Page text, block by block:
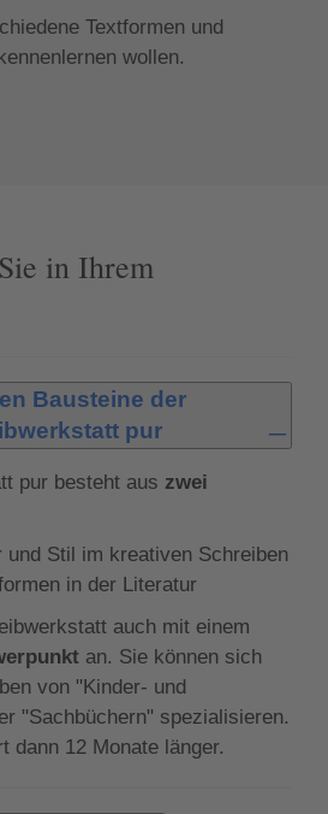
Textformen und
wollen.
in Ihrem
Bausteine der
pur
pur besteht aus zwei
und Stil im kreativen Schreiben
in der Literatur
auch mit einem
an. Sie können sich
von "Kinder- und
"Sachbüchern" spezialisieren.
dann 12 Monate länger.